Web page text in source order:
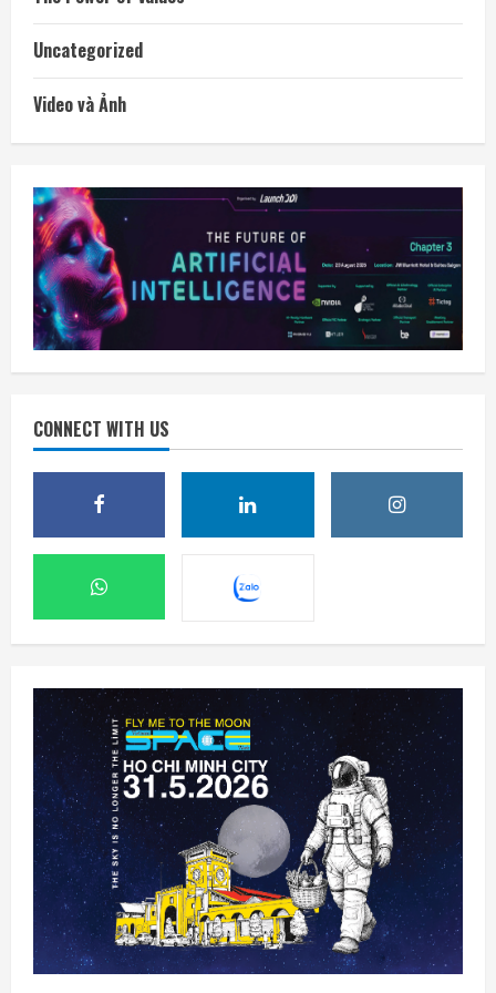
Uncategorized
Video và Ảnh
CONNECT WITH US
2
SpaceX phóng thêm 3 vệ tinh BlueBird kết
nối di động trực tiếp
6 Tháng 8 2026, 06:30
Ngành không gian đã sẵn sàng để cho AI
điều khiển các vệ tinh chưa?
6 Tháng 8 2026, 06:20